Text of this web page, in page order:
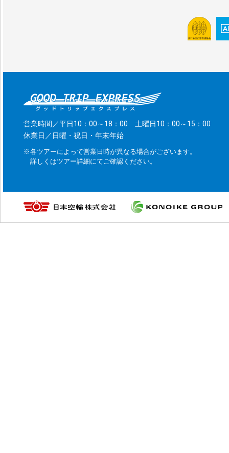
営業時間／平日10：00～18：00 土曜日10：00～15：00
休業日／日曜・祝日・年末年始
※各ツアーによって営業日時が異なる場合がございます。
詳しくはツアー詳細にてご確認ください。